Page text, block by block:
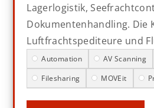
Lagerlogistik,
Dokumentenhandling. Die
Luftfrachtspediteure und
Automation AV Scanning
Filesharing
MOVEit